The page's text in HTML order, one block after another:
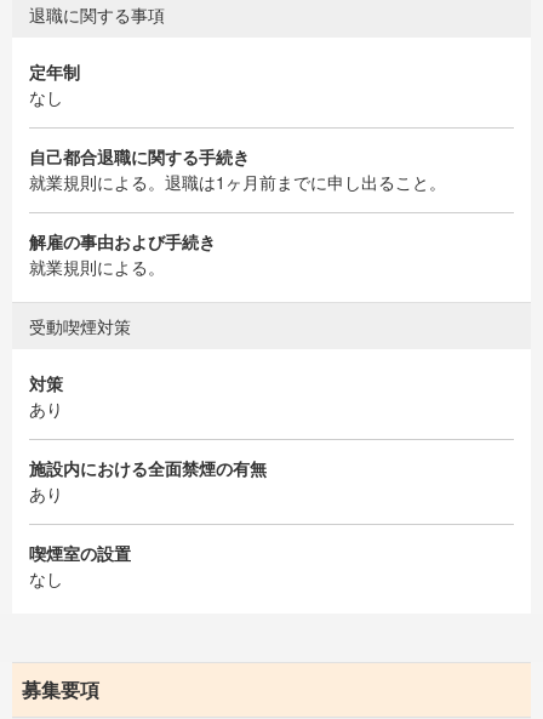
退職に関する事項
定年制
なし
自己都合退職に関する手続き
就業規則による。退職は1ヶ月前までに申し出ること。
解雇の事由および手続き
就業規則による。
受動喫煙対策
対策
あり
施設内における全面禁煙の有無
あり
喫煙室の設置
なし
募集要項